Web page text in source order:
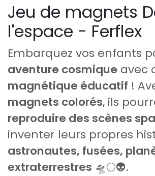
Jeu de magnets
l'espace - Ferflex
Embarquez vos enfants
aventure cosmique avec
magnétique éducatif !
magnets colorés, ils
reproduire des scènes
inventer leurs propres
astronautes, fusées,
extraterrestres 🛸🌕👽.